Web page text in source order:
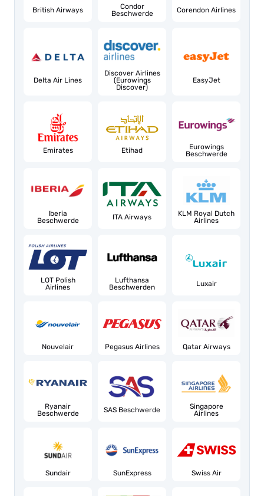
British Airways
Condor
Beschwerde
Corendon Airlines
Delta Air Lines
Discover Airlines
(Eurowings
Discover)
EasyJet
Emirates Etihad
Eurowings
Beschwerde
Iberia
Beschwerde
ITA Airways
KLM Royal Dutch
Airlines
LOT Polish
Airlines
Lufthansa
Beschwerden
Luxair
Nouvelair Pegasus Airlines Qatar Airways
Ryanair
Beschwerde
SAS Beschwerde
Singapore
Airlines
Sundair SunExpress Swiss Air